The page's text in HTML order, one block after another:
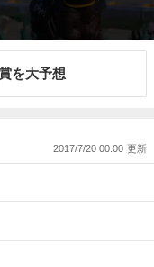
を大予想
2017/7/20 00:00